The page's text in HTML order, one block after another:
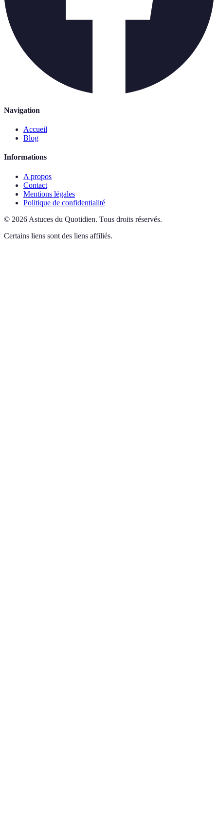
Navigation
Accueil
Blog
Informations
A propos
Contact
Mentions légales
Politique de confidentialité
© 2026 Astuces du Quotidien. Tous droits réservés.
Certains liens sont des liens affiliés.